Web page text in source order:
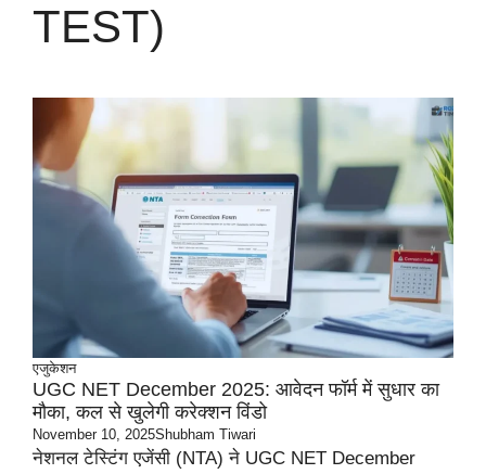
TEST)
एजुकेशन
UGC NET December 2025: आवेदन फॉर्म में सुधार का
मौका, कल से खुलेगी करेक्शन विंडो
November 10, 2025Shubham Tiwari
नेशनल टेस्टिंग एजेंसी (NTA) ने UGC NET December